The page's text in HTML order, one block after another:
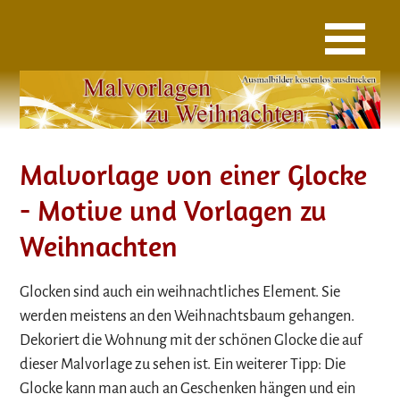
Malvorlage von einer Glocke
- Motive und Vorlagen zu
Weihnachten
Glocken sind auch ein weihnachtliches Element. Sie
werden meistens an den Weihnachtsbaum gehangen.
Dekoriert die Wohnung mit der schönen Glocke die auf
dieser Malvorlage zu sehen ist. Ein weiterer Tipp: Die
Glocke kann man auch an Geschenken hängen und ein